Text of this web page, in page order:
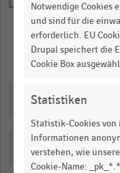
Renminbi
Yuan.
Range:
1.069635.
table.
Merken
Notwendige Cookies
und sind für die
erforderlich. EU
Drupal speichert die
Cookie Box
Statistiken
Statistik-Cookies von
Informationen
verstehen, wie
Cookie-Name: